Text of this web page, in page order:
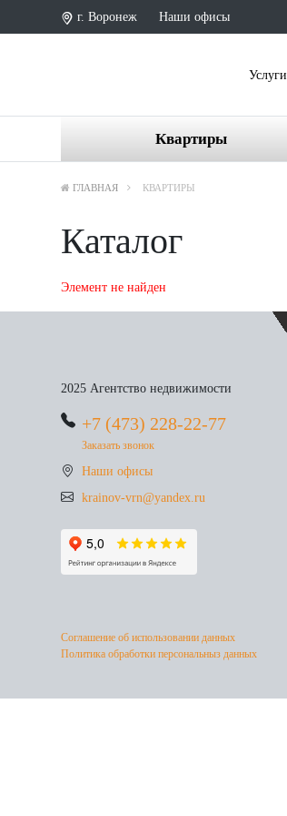
г. Воронеж Наши офисы
Услуги
Квартиры
ГЛАВНАЯ КВАРТИРЫ
Каталог
Элемент не найден
2025 Агентство недвижимости
+7 (473) 228-22-77
Заказать звонок
Наши офисы
krainov-vrn@yandex.ru
Соглашение об использовании данных
Политика обработки персональныз данных